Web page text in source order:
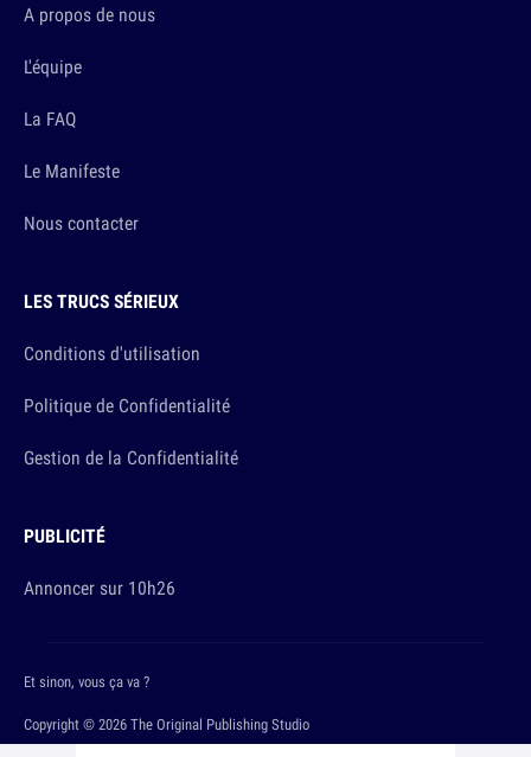
A propos de nous
L'équipe
La FAQ
Le Manifeste
Nous contacter
LES TRUCS SÉRIEUX
Conditions d'utilisation
Politique de Confidentialité
Gestion de la Confidentialité
PUBLICITÉ
Annoncer sur 10h26
Copyright © 2026 The Original Publishing Studio
Et sinon, vous ça va ?